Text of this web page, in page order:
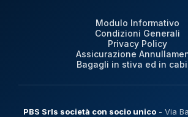
Modulo Informativo
Condizioni Generali
Privacy Policy
Assicurazione
Bagagli in stiva ed in
PBS Srls società con socio unico - Via